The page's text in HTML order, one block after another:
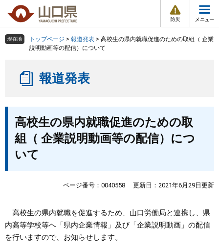
の
ー
情
報
メ
ュ
組織で探す
くらし・環境
健康・福祉
教育・文化・スポーツ
しごと・産業・観光
まちづくり
検索の仕方 組織で探す
現在地 トップページ > 報道発表 > 高校生の県内就職促進のための取組（ 企業
説明動画等の配信）について
報道発表
高校生の県内就職促進のための取
組（ 企業説明動画等の配信）につ
いて
ページ番号：0040558 更新日：2021年6月29日更新
高校生の県内就職を促進するため、山口労働局と連携し、県
内高等学校等へ「県内企業情報」及び「企業説明動画」の配信
を行いますので、お知らせします。